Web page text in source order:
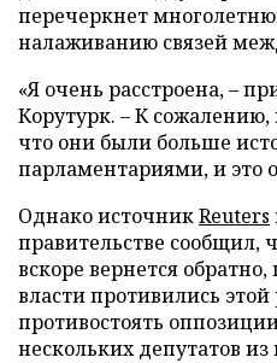
перечеркнет
налаживанию связей
«Я очень расстроена, –
Корутурк. – К
что они были больше
парламентариями, и это
Однако источникReuters
правительстве сообщил,
вскоре вернется
власти противились
противостоять
нескольких депутатов